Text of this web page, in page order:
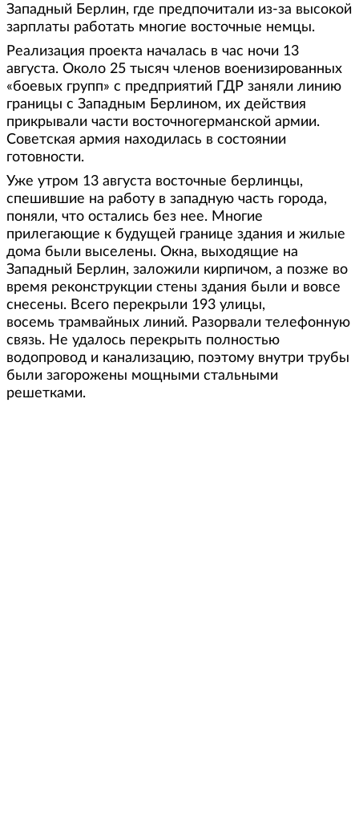
Западный Берлин, где предпочитали из-за высокой
зарплаты работать многие восточные немцы.
Реализация проекта началась в час ночи 13
августа. Около 25 тысяч членов военизированных
«боевых групп» с предприятий ГДР заняли линию
границы с Западным Берлином, их действия
прикрывали части восточногерманской армии.
Советская армия находилась в состоянии
готовности.
Уже утром 13 августа восточные берлинцы,
спешившие на работу в западную часть города,
поняли, что остались без нее. Многие
прилегающие к будущей границе здания и жилые
дома были выселены. Окна, выходящие на
Западный Берлин, заложили кирпичом, а позже во
время реконструкции стены здания были и вовсе
снесены. Всего перекрыли 193 улицы,
восемь трамвайных линий. Разорвали телефонную
связь. Не удалось перекрыть полностью
водопровод и канализацию, поэтому внутри трубы
были загорожены мощными стальными
решетками.